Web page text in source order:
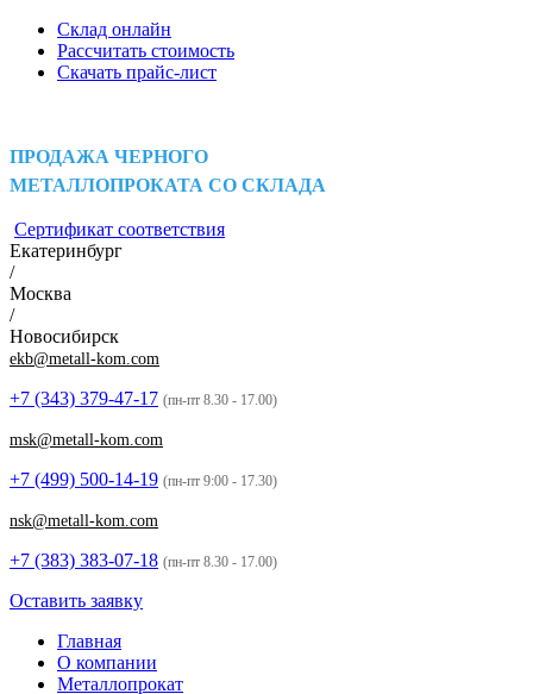
Склад онлайн
Рассчитать стоимость
Скачать прайс-лист
ПРОДАЖА ЧЕРНОГО
МЕТАЛЛОПРОКАТА СО СКЛАДА
Сертификат соответствия
Екатеринбург
/
Москва
/
Новосибирск
ekb@metall-kom.com
+7 (343) 379-47-17 (пн-пт 8.30 - 17.00)
msk@metall-kom.com
+7 (499) 500-14-19 (пн-пт 9:00 - 17.30)
nsk@metall-kom.com
+7 (383) 383-07-18 (пн-пт 8.30 - 17.00)
Оставить заявку
Главная
О компании
Металлопрокат